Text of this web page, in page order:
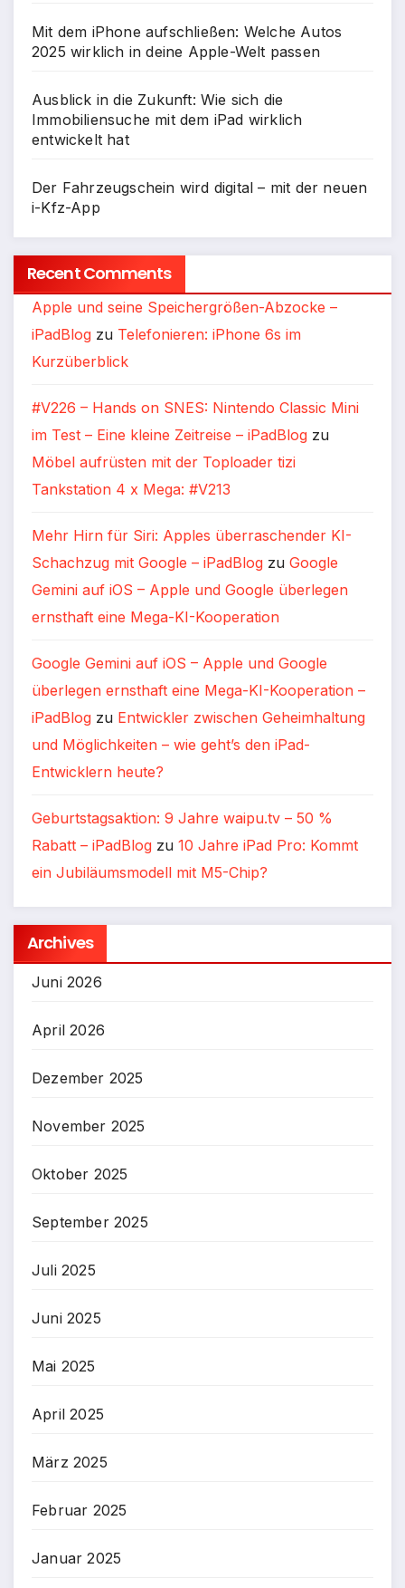
Mit dem iPhone aufschließen: Welche Autos
2025 wirklich in deine Apple-Welt passen
Ausblick in die Zukunft: Wie sich die
Immobiliensuche mit dem iPad wirklich
entwickelt hat
Der Fahrzeugschein wird digital – mit der neuen
i-Kfz-App
Recent Comments
Apple und seine Speichergrößen-Abzocke –
iPadBlog zu Telefonieren: iPhone 6s im
Kurzüberblick
#V226 – Hands on SNES: Nintendo Classic Mini
im Test – Eine kleine Zeitreise – iPadBlog zu
Möbel aufrüsten mit der Toploader tizi
Tankstation 4 x Mega: #V213
Mehr Hirn für Siri: Apples überraschender KI-
Schachzug mit Google – iPadBlog zu Google
Gemini auf iOS – Apple und Google überlegen
ernsthaft eine Mega-KI-Kooperation
Google Gemini auf iOS – Apple und Google
überlegen ernsthaft eine Mega-KI-Kooperation –
iPadBlog zu Entwickler zwischen Geheimhaltung
und Möglichkeiten – wie geht’s den iPad-
Entwicklern heute?
Geburtstagsaktion: 9 Jahre waipu.tv – 50 %
Rabatt – iPadBlog zu 10 Jahre iPad Pro: Kommt
ein Jubiläumsmodell mit M5-Chip?
Archives
Juni 2026
April 2026
Dezember 2025
November 2025
Oktober 2025
September 2025
Juli 2025
Juni 2025
Mai 2025
April 2025
März 2025
Februar 2025
Januar 2025